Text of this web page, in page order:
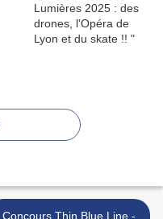
Concours Thin Blue Line -